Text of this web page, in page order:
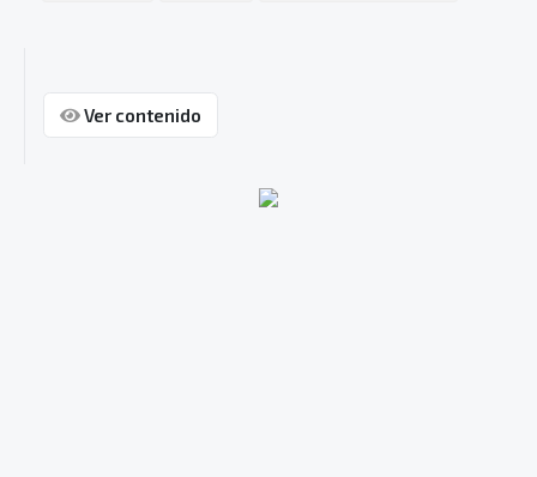
Ver contenido